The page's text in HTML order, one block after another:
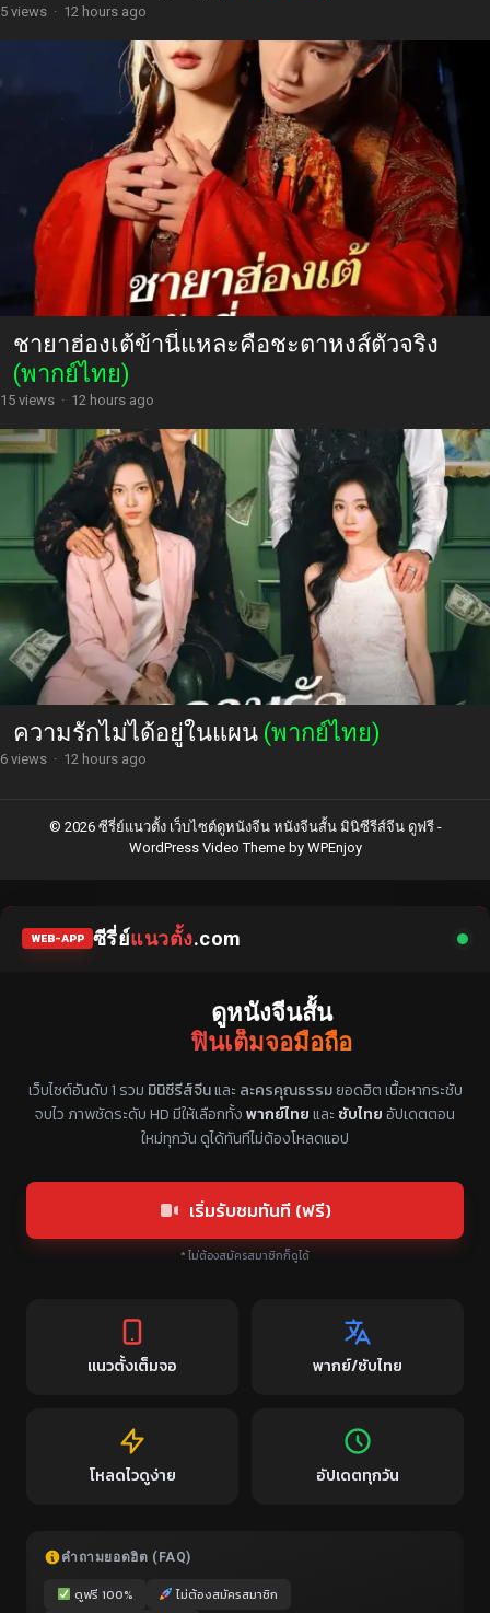
5 views · 12 hours ago
ชายาฮ่องเต้ข้านี่แหละคือชะตาหงส์ตัวจริง
(พากย์ไทย)
15 views · 12 hours ago
ความรักไม่ได้อยู่ในแผน (พากย์ไทย)
6 views · 12 hours ago
© 2026 ซีรี่ย์แนวตั้ง เว็บไซต์ดูหนังจีน หนังจีนสั้น มินิซีรีส์จีน ดูฟรี -
WordPress Video Themeby WPEnjoy
WEB-APP ซีรี่ย์แนวตั้ง.com
ดูหนังจีนสั้น
ฟินเต็มจอมือถือ
แหล่งรวมซีรี่ย์จีนแนวตั้ง พากย์ไทย ซับไทย
เว็บไซต์อันดับ 1 รวม มินิซีรีส์จีนและ ละครคุณธรรมยอดฮิต เนื้อหากระชับ
จบไว ภาพชัดระดับ HD มีให้เลือกทั้งพากย์ไทยและ ซับไทยอัปเดตตอน
ใหม่ทุกวัน ดูได้ทันทีไม่ต้องโหลดแอป
เริ่มรับชมทันที (ฟรี)
* ไม่ต้องสมัครสมาชิกก็ดูได้
แนวตั้งเต็มจอ พากย์/ซับไทย
โหลดไวดูง่าย อัปเดตทุกวัน
คำถามยอดฮิต (FAQ)
ดูฟรี 100% ไม่ต้องสมัครสมาชิก